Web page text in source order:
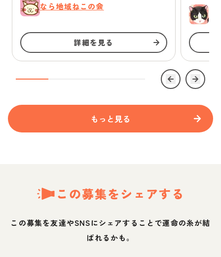
なら地域ねこの会
詳細を見る
ゆ
もっと見る
この募集をシェアする
この募集を友達やSNSにシェアすることで運命の糸が結
ばれるかも。